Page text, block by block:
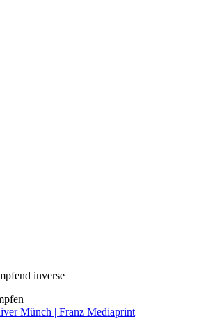
Münch | Franz Mediaprint